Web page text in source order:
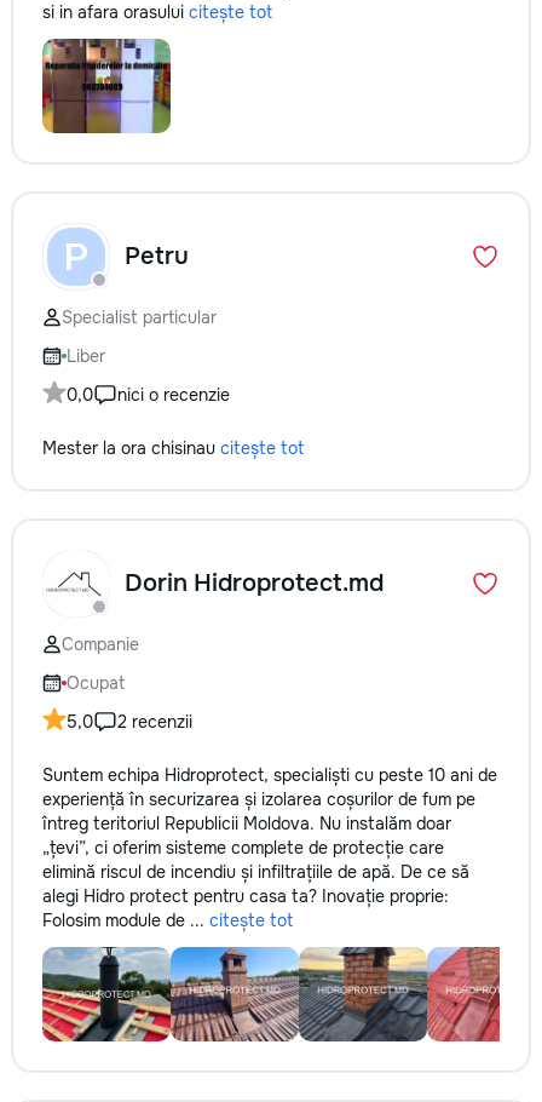
si in afara orasului citește tot
P Petru
Specialist particular
Liber
0,0
nici o recenzie
Mester la ora chisinau citește tot
Dorin Hidroprotect.md
Companie
Ocupat
5,0
2 recenzii
Suntem echipa Hidroprotect, specialiști cu peste 10 ani de
experiență în securizarea și izolarea coșurilor de fum pe
întreg teritoriul Republicii Moldova. Nu instalăm doar
„țevi”, ci oferim sisteme complete de protecție care
elimină riscul de incendiu și infiltrațiile de apă. De ce să
alegi Hidro protect pentru casa ta? Inovație proprie:
Folosim module de ... citește tot